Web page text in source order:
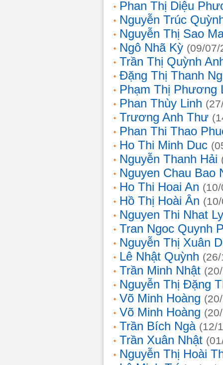
Phan Thị Diệu
Nguyễn Trúc
Nguyễn Thị Sao
Ngô Nhã Kỳ (09/07/
Trần Thị Quỳnh
Đặng Thị Thanh
Phạm Thị Phương
Phan Thùy Linh
Trương Anh Thư
Phan Thi Thao
Ho Thi Minh Duc
Nguyễn Thanh Hải
Nguyen Chau Bao
Ho Thi Hoai An
Hồ Thị Hoài Ân
Nguyen Thi Nhat Ly
Tran Ngoc Quynh
Nguyễn Thị Xuân
Lê Nhật Quỳnh
Trần Minh Nhật
Nguyễn Thị Đặng
Võ Minh Hoàng
Võ Minh Hoàng
Trần Bích Ngà (12/
Trần Xuân Nhật
Nguyễn Thị Hoài